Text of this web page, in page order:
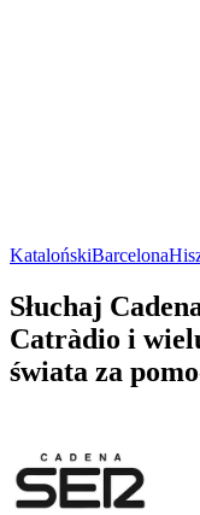
KatalońskiBarcelona
Słuchaj
Catràdio i
świata za